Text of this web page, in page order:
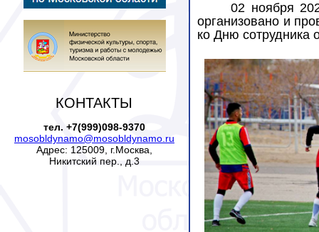
КОНТАКТЫ
тел. +7(999)098-9370
mosobldynamo@mosobldynamo.ru
Адрес: 125009, г.Москва,
Никитский пер., д.3
02 ноября
организовано и
ко Дню сотрудника